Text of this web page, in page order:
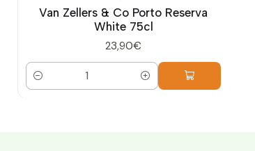
Van Zellers & Co Porto Reserva
White 75cl
23,90€
Quantidade